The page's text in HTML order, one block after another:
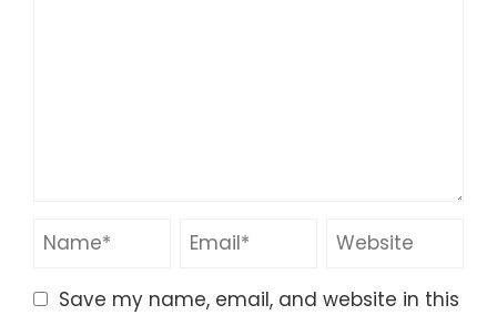
Save my name, email, and website in this